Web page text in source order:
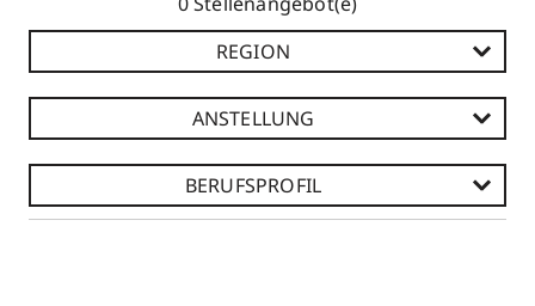
REGION
ANSTELLUNG
BERUFSPROFIL